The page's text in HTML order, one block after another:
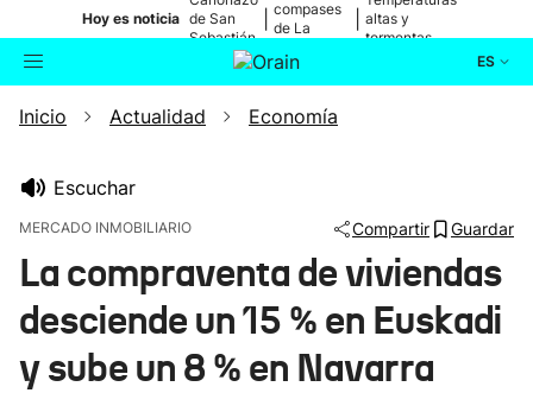
Hoy es noticia de San
Sebastián
compases
de La
altas y
tormentas
ES
Buscador Actualidad
Ikusmiran
Eguraldia
Inicio Actualidad Economía
Escuchar
MERCADO INMOBILIARIO Compartir Guardar
La compraventa de viviendas
desciende un 15 % en Euskadi
y sube un 8 % en Navarra